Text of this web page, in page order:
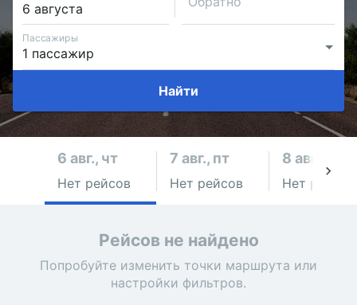
Пассажиры
Найти
6 авг., чт
Нет рейсов
7 авг., пт
Нет рейсов
8 авг., сб
Нет рейсов
Рейсов не найдено
Попробуйте изменить точки маршрута или
настройки фильтров.